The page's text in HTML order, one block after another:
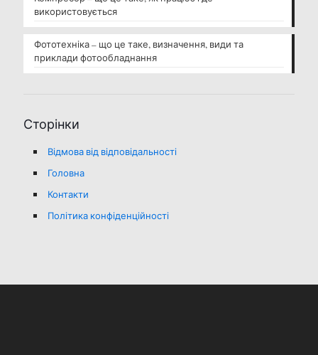
використовується
Фототехніка – що це таке, визначення, види та
приклади фотообладнання
Сторінки
Відмова від відповідальності
Головна
Контакти
Політика конфіденційності